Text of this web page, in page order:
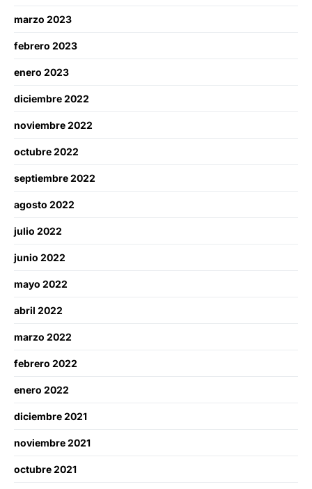
marzo 2023
febrero 2023
enero 2023
diciembre 2022
noviembre 2022
octubre 2022
septiembre 2022
agosto 2022
julio 2022
junio 2022
mayo 2022
abril 2022
marzo 2022
febrero 2022
enero 2022
diciembre 2021
noviembre 2021
octubre 2021